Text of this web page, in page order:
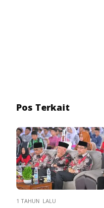
Pos Terkait
1 TAHUN LALU